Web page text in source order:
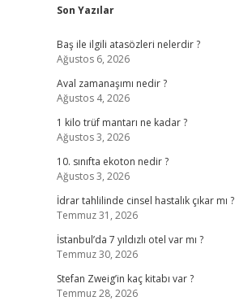
Sidebar
Son Yazılar
Baş ile ilgili atasözleri nelerdir ?
Ağustos 6, 2026
Aval zamanaşımı nedir ?
Ağustos 4, 2026
1 kilo trüf mantarı ne kadar ?
Ağustos 3, 2026
10. sınıfta ekoton nedir ?
Ağustos 3, 2026
İdrar tahlilinde cinsel hastalık çıkar mı ?
Temmuz 31, 2026
İstanbul’da 7 yıldızlı otel var mı ?
Temmuz 30, 2026
Stefan Zweig’in kaç kitabı var ?
Temmuz 28, 2026